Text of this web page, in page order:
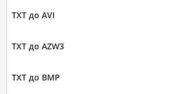
TXT до AVI
TXT до AZW3
TXT до BMP